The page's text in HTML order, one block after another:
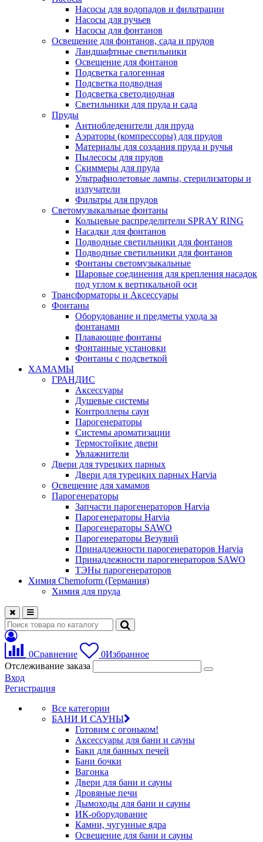
Насосы для водопадов и фильтрации
Насосы для ручьев
Насосы для фонтанов
Освещение для фонтанов, сада и прудов
Ландшафтные светильники
Освещение для фонтанов
Подсветка галогенная
Подсветка подводная
Подсветка светодиодная
Светильники для пруда и сада
Пруды
Антиобледенители для пруда
Аэраторы (компрессоры) для прудов
Материалы для создания пруда и ручья
Пылесосы для прудов
Скиммеры для пруда
Ультрафиолетовые лампы, стерилизаторы и
излучатели
Фильтры для прудов
Светомузыкальные фонтаны
Кольцевые распределители SPRAY RING
Насадки для фонтанов
Подводные светильники для фонтанов
Подводные светильники для фонтанов
Фонтаны светомузыкальные
Шаровые соединения для крепления насадок
под углом к вертикальной оси
Трансформаторы и Аксессуары
Фонтаны
Оборудование и предметы ухода за
фонтанами
Плавающие фонтаны
Фонтанные установки
Фонтаны с подсветкой
ХАМАМЫ
ГРАНДИС
Аксессуары
Душевые системы
Контроллеры саун
Парогенераторы
Системы ароматизации
Термостойкие двери
Увлажнители
Двери для турецких парных
Двери для турецких парных Harvia
Освещение для хамамов
Парогенераторы
Запчасти парогенераторов Harvia
Парогенераторы Harvia
Парогенераторы SAWO
Парогенераторы Везувий
Принадлежности парогенераторов Harvia
Принадлежности парогенераторов SAWO
ТЭНы парогенераторов
Химия Chemoform (Германия)
Химия для пруда
0Сравнение 0Избранное
Отслеживание заказа
Вход
Регистрация
Все категории
БАНИ И САУНЫ
Готовим с огоньком!
Аксессуары для бани и сауны
Баки для банных печей
Бани бочки
Вагонка
Двери для бани и сауны
Дровяные печи
Дымоходы для бани и сауны
ИК-оборудование
Камни, чугунные ядра
Освещение для бани и сауны